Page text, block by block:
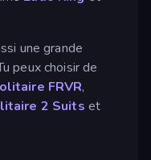
une grande
peux choisir de
FRVR,
2 Suits et